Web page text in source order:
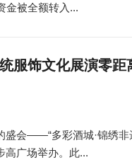
金被全额转入...
服饰文化展演零距
盛会——“多彩酒城·锦绣非
高广场举办。此...